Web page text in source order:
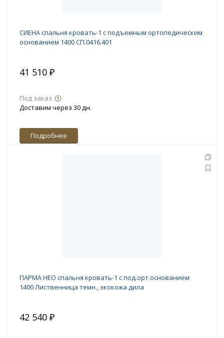
СИЕНА спальня кровать-1 с подъемным ортопедическим
основанием 1400 СП.0416.401
41 510 ₽
Под заказ
Доставим через 30 дн.
Подробнее
ПАРМА НЕО спальня кровать-1 с под.орт.основанием
1400 Лиственница темн., экокожа дила
42 540 ₽